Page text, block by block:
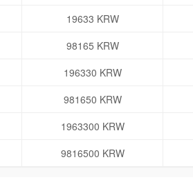
19633 KRW
98165 KRW
196330 KRW
981650 KRW
1963300 KRW
9816500 KRW